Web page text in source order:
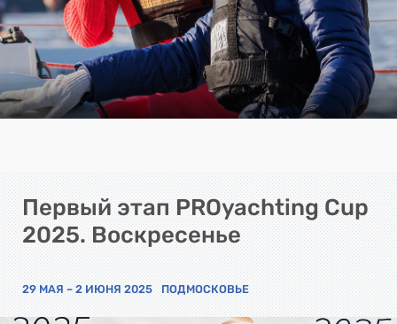
Первый этап PROyachting Cup
2025. Воскресенье
29 МАЯ – 2 ИЮНЯ 2025 ПОДМОСКОВЬЕ